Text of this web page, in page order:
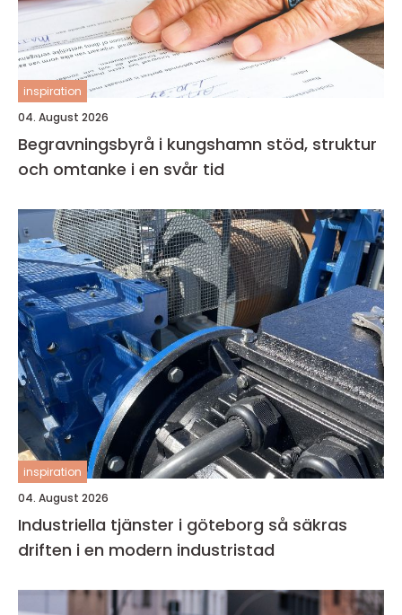
inspiration
04. August 2026
Begravningsbyrå i kungshamn stöd, struktur
och omtanke i en svår tid
inspiration
04. August 2026
Industriella tjänster i göteborg så säkras
driften i en modern industristad